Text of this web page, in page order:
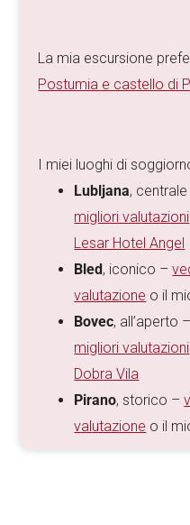
La mia escursione
Postumia e castello di
I miei luoghi di
Lubljana,
migliori valutazioni
Lesar Hotel Angel
Bled , iconico –
valutazione o il
Bovec, all’aperto
migliori valutazioni
Dobra Vila
Pirano, storico –
valutazione o il